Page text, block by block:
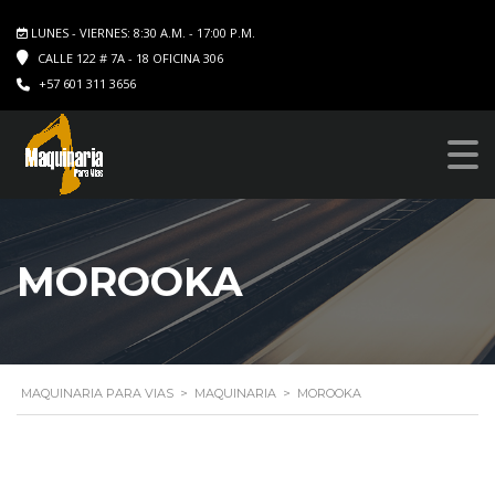
LUNES - VIERNES: 8:30 A.M. - 17:00 P.M.
CALLE 122 # 7A - 18 OFICINA 306
+57 601 311 3656
MOROOKA
MAQUINARIA PARA VIAS > MAQUINARIA > MOROOKA